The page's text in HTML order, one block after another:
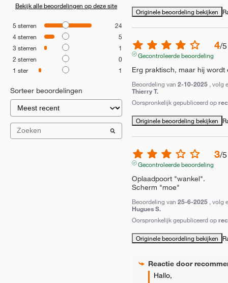
Bekijk alle beoordelingen op deze site
5 sterren
24
4sterren
5
3 sterren
1
2 sterren
0
1 ster 1
Sorteer beoordelingen
Originele beoordeling bekijken
4/5
Gecontroleerde beoordeling
Erg praktisch, maar hij
Beoordeling van 2-10-2025 , volg
Thierry T.
Oorspronkelijk gepubliceerd op
Originele beoordeling bekijken
3/5
Gecontroleerde beoordeling
Oplaadpoort "wankel".
Scherm "moe"
Beoordeling van 25-6-2025 , volg
Hugues S.
Oorspronkelijk gepubliceerd op
Originele beoordeling bekijken
Reactie door
Hallo,